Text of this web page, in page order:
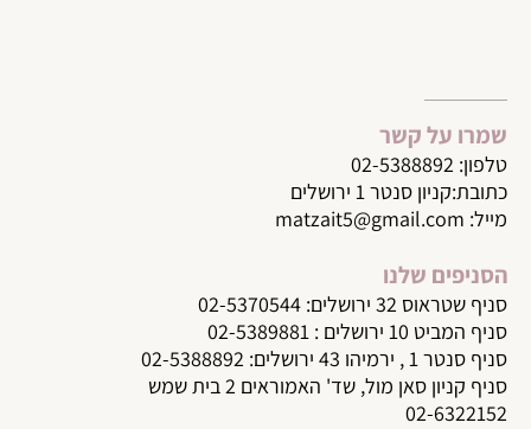
שמרו על קשר
טלפון: 02-5388892
כתובת:קניון סנטר 1 ירושלים
מייל: matzait5@gmail.com
הסניפים שלנו
סניף שטראוס 32 ירושלים: 02-5370544
סניף המביט 10 ירושלים : 02-5389881
סניף סנטר 1 , ירמיהו 43 ירושלים: 02-5388892
סניף קניון סאן מול, שד' האמוראים 2 בית שמש
02-6322152